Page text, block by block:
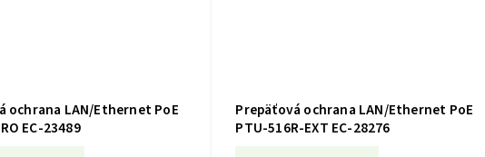
ochrana LAN/Ethernet PoE
EC-23489
Prepäťová ochrana LAN/Ethernet PoE
PTU-516R-EXT EC-28276